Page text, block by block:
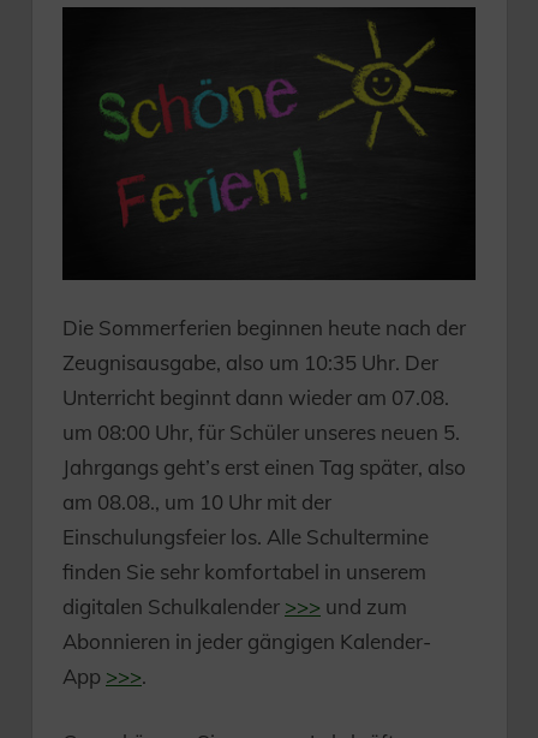
Die Sommerferien beginnen heute nach der
Zeugnisausgabe, also um 10:35 Uhr. Der
Unterricht beginnt dann wieder am 07.08.
um 08:00 Uhr, für Schüler unseres neuen 5.
Jahrgangs geht’s erst einen Tag später, also
am 08.08., um 10 Uhr mit der
Einschulungsfeier los. Alle Schultermine
finden Sie sehr komfortabel in unserem
digitalen Schulkalender >>> und zum
Abonnieren in jeder gängigen Kalender-
App >>>.